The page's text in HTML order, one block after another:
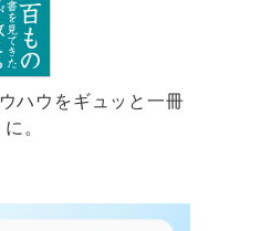
ハウをギュッと一冊
に。